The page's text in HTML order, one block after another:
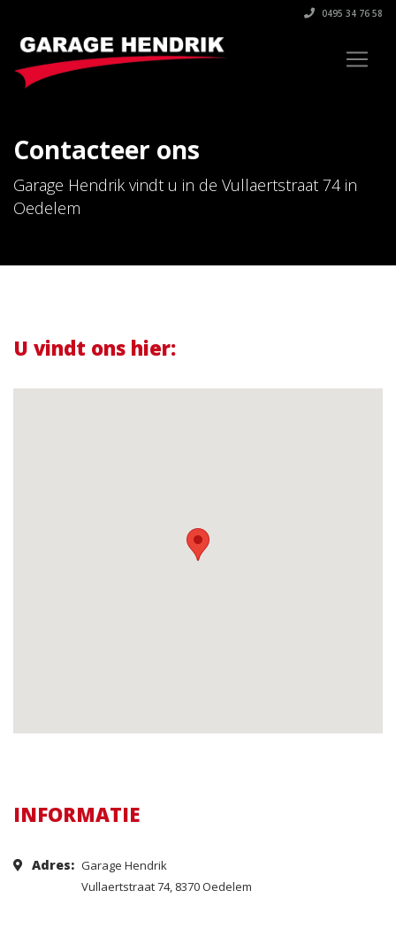
0495 34 76 58
Contacteer ons
Garage Hendrik vindt u in de Vullaertstraat 74 in
Oedelem
U vindt ons hier:
INFORMATIE
Adres: Garage Hendrik
Vullaertstraat 74, 8370 Oedelem